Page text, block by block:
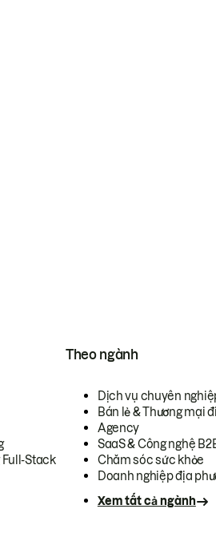
Stack
Theo ngành
Dịch vụ chuyên
Bán lẻ & Thương mại
Agency
SaaS & Công nghệ
Chăm sóc sức khỏe
Doanh nghiệp địa
Xem tất cả ngành